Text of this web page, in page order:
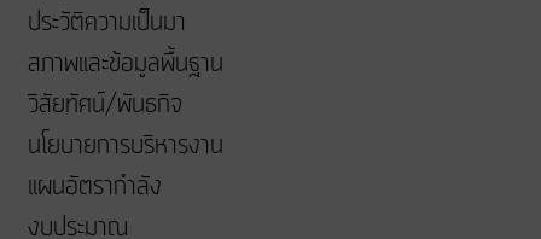
ประวัติความเป็นมา
สภาพและข้อมูลพื้นฐาน
วิสัยทัศน์/พันธกิจ
นโยบายการบริหารงาน
แผนอัตรากำลัง
งบประมาณ